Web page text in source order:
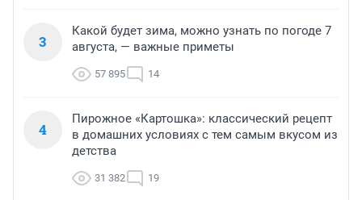
3
Какой будет зима, можно узнать по погоде 7
августа, — важные приметы
57 895 14
4
Пирожное «Картошка»: классический рецепт
в домашних условиях с тем самым вкусом из
детства
31 382 19